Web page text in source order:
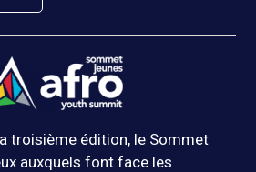
troisième édition, le Sommet
auxquels font face les